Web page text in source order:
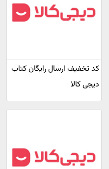
کد تخفیف ارسال رایگان کتاب
دیجی کالا